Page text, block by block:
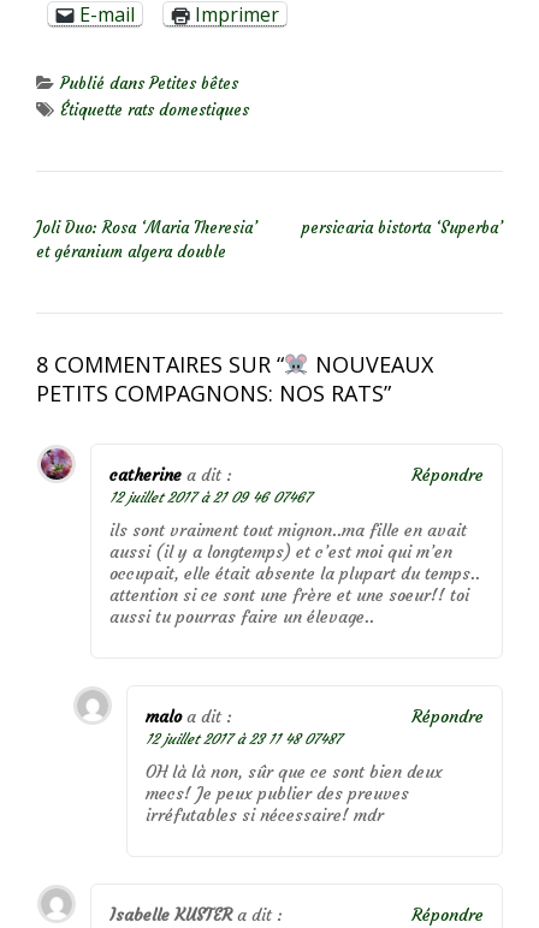
E-mail Imprimer
Publié dansPetites bêtes
Étiquette rats domestiques
Joli Duo: Rosa ‘Maria Theresia’
et géranium algera double
persicaria bistorta ‘Superba’
8 COMMENTAIRES SUR “
NOUVEAUX
PETITS COMPAGNONS: NOS RATS”
catherine a dit :
12 juillet 2017 à 21 09 46 07467
ils sont vraiment tout mignon..ma fille en avait
aussi (il y a longtemps) et c’est moi qui m’en
occupait, elle était absente la plupart du temps..
attention si ce sont une frère et une soeur!! toi
aussi tu pourras faire un élevage..
Répondre
malo a dit :
12 juillet 2017 à 23 11 48 07487
OH là là non, sûr que ce sont bien deux
mecs! Je peux publier des preuves
irréfutables si nécessaire! mdr
Répondre
Isabelle KUSTER a dit : Répondre